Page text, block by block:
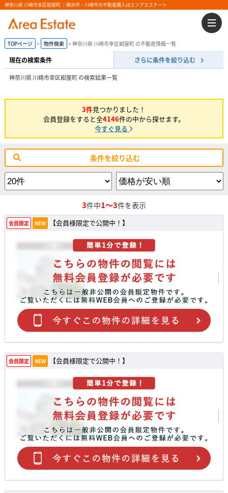
神奈川県 川崎市幸区紺屋町 ｜横浜市・川崎市の不動産購入はエリアエステート
TOPページ 物件検索 神奈川県 川崎市幸区紺屋町 の不動産情報一覧
現在の検索条件 さらに条件を絞り込む
神奈川県 川崎市幸区紺屋町 の検索結果一覧
3件見つかりました！
会員登録をすると全4146件の中から探せます。
今すぐ見る
条件を絞り込む
3件中1～3件を表示
会員限定 NEW 【会員様限定で公開中！】
会員限定 NEW 【会員様限定で公開中！】